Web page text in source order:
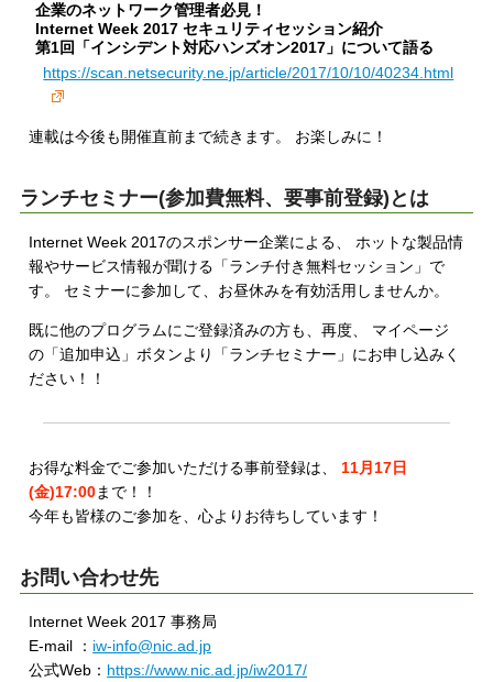
企業のネットワーク管理者必見！
Internet Week 2017 セキュリティセッション紹介
第1回「インシデント対応ハンズオン2017」について語る
https://scan.netsecurity.ne.jp/article/2017/10/10/40234.html
連載は今後も開催直前まで続きます。 お楽しみに！
ランチセミナー(参加費無料、要事前登録)とは
Internet Week 2017のスポンサー企業による、 ホットな製品情
報やサービス情報が聞ける「ランチ付き無料セッション」で
す。 セミナーに参加して、お昼休みを有効活用しませんか。
既に他のプログラムにご登録済みの方も、再度、 マイページ
の「追加申込」ボタンより「ランチセミナー」にお申し込みく
ださい！！
お得な料金でご参加いただける事前登録は、11月17日
(金)17:00まで！！
今年も皆様のご参加を、心よりお待ちしています！
お問い合わせ先
Internet Week 2017 事務局
E-mail ： iw-info@nic.ad.jp
公式Web： https://www.nic.ad.jp/iw2017/